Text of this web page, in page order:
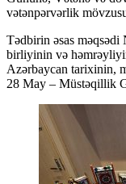
vətənpərvərlik
Tədbirin əsas məqsədi
birliyinin və
Azərbaycan tarixinin,
28 May – Müstəqillik